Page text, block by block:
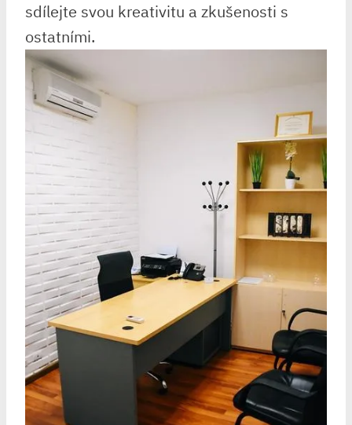
sdílejte svou kreativitu a zkušenosti s
ostatními.